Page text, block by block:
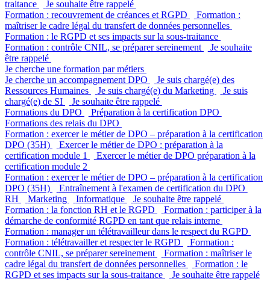
traitance
Je souhaite être rappelé
Formation : recouvrement de créances et RGPD
Formation :
maîtriser le cadre légal du transfert de données personnelles
Formation : le RGPD et ses impacts sur la sous-traitance
Formation : contrôle CNIL, se préparer sereinement
Je souhaite
être rappelé
Je cherche une formation par métiers
Je cherche un accompagnement DPO
Je suis chargé(e) des
Ressources Humaines
Je suis chargé(e) du Marketing
Je suis
chargé(e) de SI
Je souhaite être rappelé
Formations du DPO
Préparation à la certification DPO
Formations des relais du DPO
Formation : exercer le métier de DPO – préparation à la certification
DPO (35H)
Exercer le métier de DPO : préparation à la
certification module 1
Exercer le métier de DPO préparation à la
certification module 2
Formation : exercer le métier de DPO – préparation à la certification
DPO (35H)
Entraînement à l'examen de certification du DPO
RH
Marketing Informatique
Je souhaite être rappelé
Formation : la fonction RH et le RGPD
Formation : participer à la
démarche de conformité RGPD en tant que relais interne
Formation : manager un télétravailleur dans le respect du RGPD
Formation : télétravailler et respecter le RGPD
Formation :
contrôle CNIL, se préparer sereinement
Formation : maîtriser le
cadre légal du transfert de données personnelles
Formation : le
RGPD et ses impacts sur la sous-traitance
Je souhaite être rappelé